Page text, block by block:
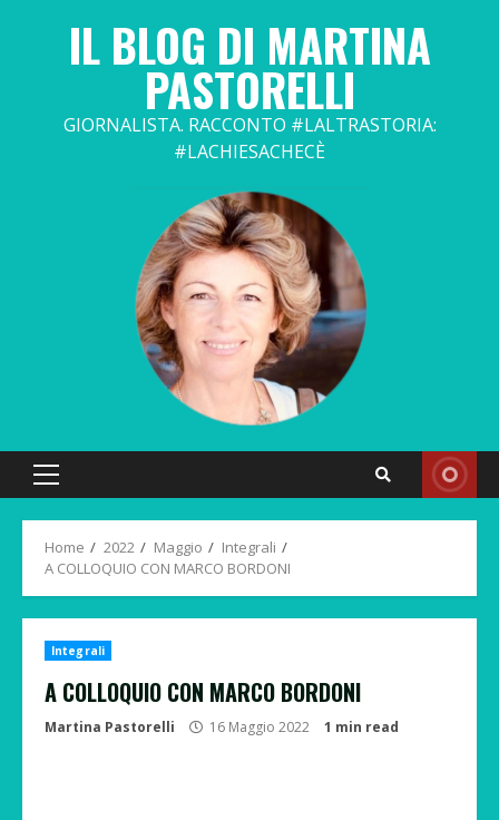
IL BLOG DI MARTINA
PASTORELLI
GIORNALISTA. RACCONTO #LALTRASTORIA:
#LACHIESACHECÈ
Primary
Home 2022 Maggio
Integrali
A COLLOQUIO CON MARCO BORDONI
Integrali
A COLLOQUIO CON MARCO BORDONI
Martina Pastorelli 16 Maggio 2022 1 min read